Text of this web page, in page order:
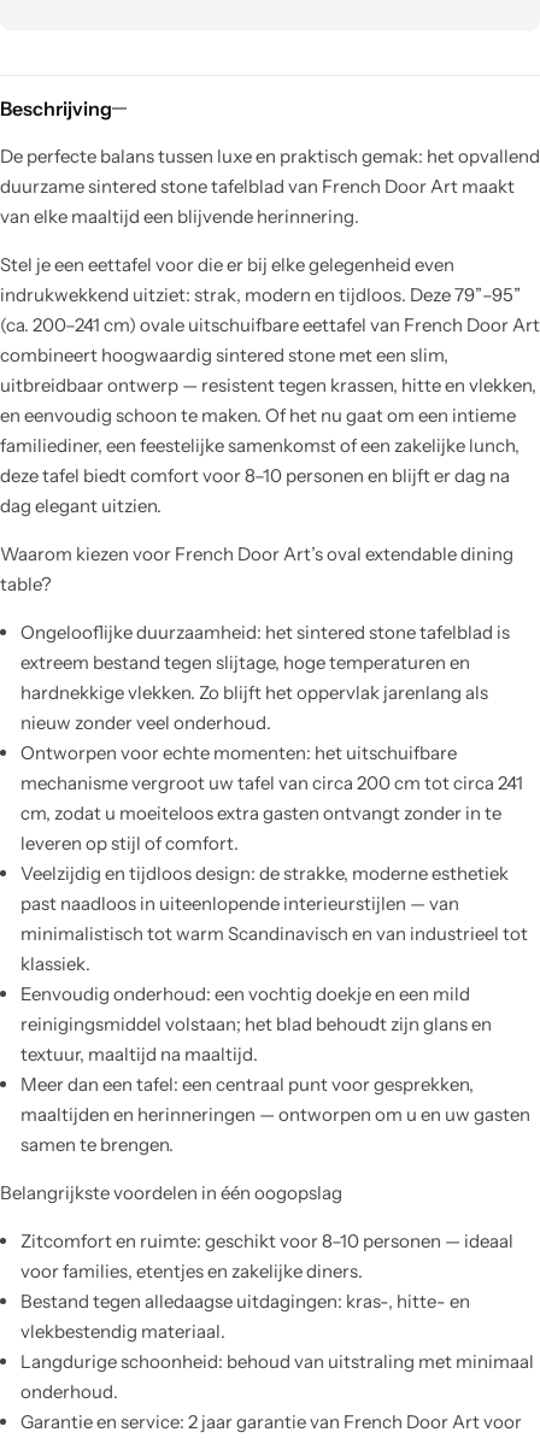
Beschrijving
De perfecte balans tussen luxe en praktisch gemak: het opvallend
duurzame sintered stone tafelblad van French Door Art maakt
van elke maaltijd een blijvende herinnering.
Stel je een eettafel voor die er bij elke gelegenheid even
indrukwekkend uitziet: strak, modern en tijdloos. Deze 79”–95”
(ca. 200–241 cm) ovale uitschuifbare eettafel van French Door Art
combineert hoogwaardig sintered stone met een slim,
uitbreidbaar ontwerp — resistent tegen krassen, hitte en vlekken,
en eenvoudig schoon te maken. Of het nu gaat om een intieme
familiediner, een feestelijke samenkomst of een zakelijke lunch,
deze tafel biedt comfort voor 8–10 personen en blijft er dag na
dag elegant uitzien.
Waarom kiezen voor French Door Art’s oval extendable dining
table?
Ongelooflijke duurzaamheid: het sintered stone tafelblad is
extreem bestand tegen slijtage, hoge temperaturen en
hardnekkige vlekken. Zo blijft het oppervlak jarenlang als
nieuw zonder veel onderhoud.
Ontworpen voor echte momenten: het uitschuifbare
mechanisme vergroot uw tafel van circa 200 cm tot circa 241
cm, zodat u moeiteloos extra gasten ontvangt zonder in te
leveren op stijl of comfort.
Veelzijdig en tijdloos design: de strakke, moderne esthetiek
past naadloos in uiteenlopende interieurstijlen — van
minimalistisch tot warm Scandinavisch en van industrieel tot
klassiek.
Eenvoudig onderhoud: een vochtig doekje en een mild
reinigingsmiddel volstaan; het blad behoudt zijn glans en
textuur, maaltijd na maaltijd.
Meer dan een tafel: een centraal punt voor gesprekken,
maaltijden en herinneringen — ontworpen om u en uw gasten
samen te brengen.
Belangrijkste voordelen in één oogopslag
Zitcomfort en ruimte: geschikt voor 8–10 personen — ideaal
voor families, etentjes en zakelijke diners.
Bestand tegen alledaagse uitdagingen: kras-, hitte- en
vlekbestendig materiaal.
Langdurige schoonheid: behoud van uitstraling met minimaal
onderhoud.
Garantie en service: 2 jaar garantie van French Door Art voor